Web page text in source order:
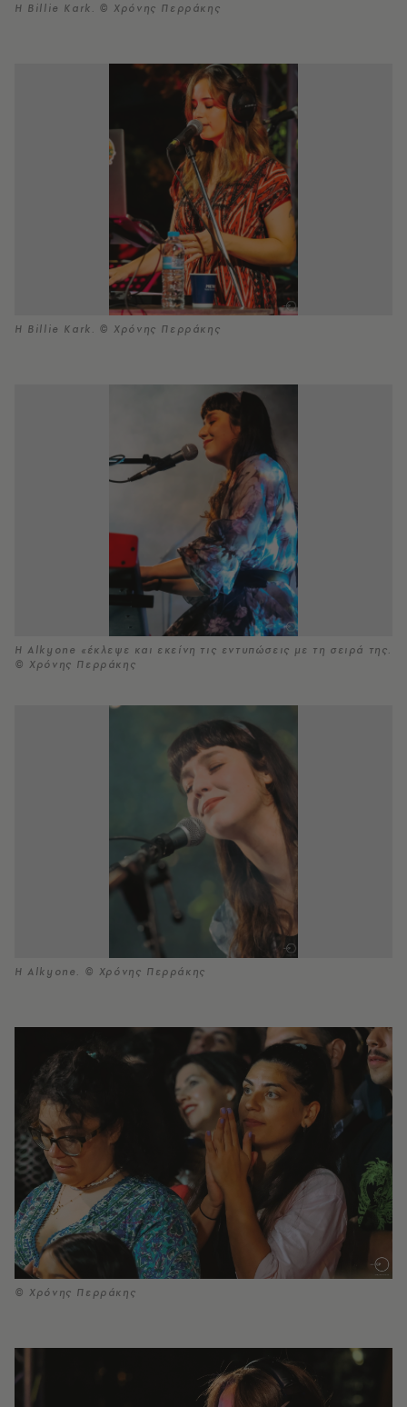
Η Billie Kark. © Χρόνης Περράκης
Η Billie Kark. © Χρόνης Περράκης
H Alkyone «έκλεψε και εκείνη τις εντυπώσεις με τη σειρά της.
© Χρόνης Περράκης
Η Alkyone. © Χρόνης Περράκης
© Χρόνης Περράκης